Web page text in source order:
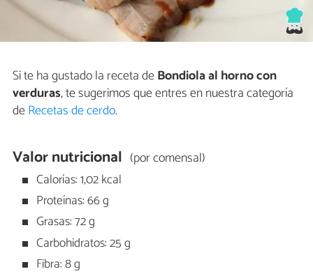
Si te ha gustado la receta deBondiola al horno con
verduras, te sugerimos que entres en nuestra categoría
deRecetas de cerdo.
Valor nutricional (por comensal)
Calorías: 1,02 kcal
Proteínas: 66 g
Grasas: 72 g
Carbohidratos: 25 g
Fibra: 8 g